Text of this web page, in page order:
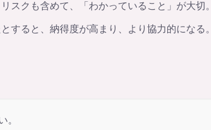
スクも含めて、「わかっていること」が大切。
すると、納得度が高まり、より協力的になる。
。